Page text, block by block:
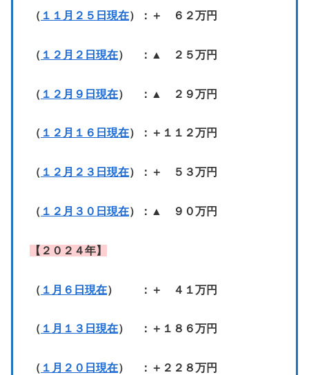
（ １１月２５日現在）：＋ ６２万円
（ １２月２日現在） ：▲ ２５万円
（ １２月９日現在） ：▲ ２９万円
（ １２月１６日現在）：＋１１２万円
（ １２月２３日現在）：＋ ５３万円
（ １２月３０日現在）：▲ ９０万円
【２０２４年】
（ １月６日現在） ：＋ ４１万円
（ １月１３日現在） ：＋１８６万円
（ １月２０日現在） ：＋２２８万円